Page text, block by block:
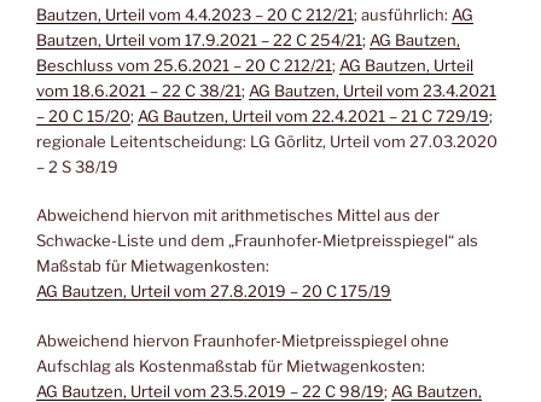
Bautzen, Urteil vom 4.4.2023 – 20 C 212/21; ausführlich: AG
Bautzen, Urteil vom 17.9.2021 – 22 C 254/21; AG Bautzen,
Beschluss vom 25.6.2021 – 20 C 212/21; AG Bautzen, Urteil
vom 18.6.2021 – 22 C 38/21; AG Bautzen, Urteil vom 23.4.2021
– 20 C 15/20; AG Bautzen, Urteil vom 22.4.2021 – 21 C 729/19;
regionale Leitentscheidung: LG Görlitz, Urteil vom 27.03.2020
– 2 S 38/19
Abweichend hiervon mit arithmetisches Mittel aus der
Schwacke-Liste und dem „Fraunhofer-Mietpreisspiegel“ als
Maßstab für Mietwagenkosten:
AG Bautzen, Urteil vom 27.8.2019 – 20 C 175/19
Abweichend hiervon Fraunhofer-Mietpreisspiegel ohne
Aufschlag als Kostenmaßstab für Mietwagenkosten:
AG Bautzen, Urteil vom 23.5.2019 – 22 C 98/19; AG Bautzen,